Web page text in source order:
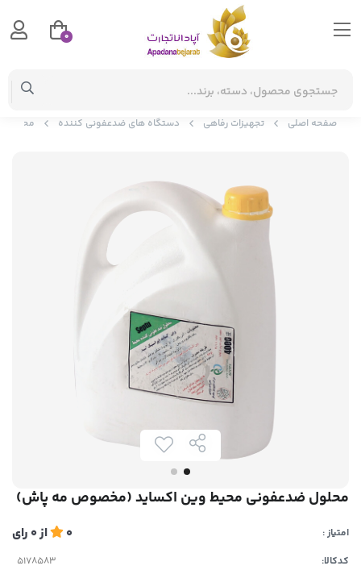
صفحه اصلی تجهیزات رفاهی دستگاه های ضدعفونی کننده محلول
محلول ضدعفونی محیط وین اکساید (مخصوص مه پاش)
امتیاز : 0 از0 رای
کدکالا:
0